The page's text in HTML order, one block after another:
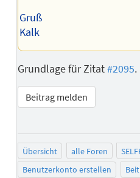
Gruß
Kalk
Grundlage für Zitat#2095.
Beitrag melden
Übersicht alle Foren
Benutzerkonto erstellen